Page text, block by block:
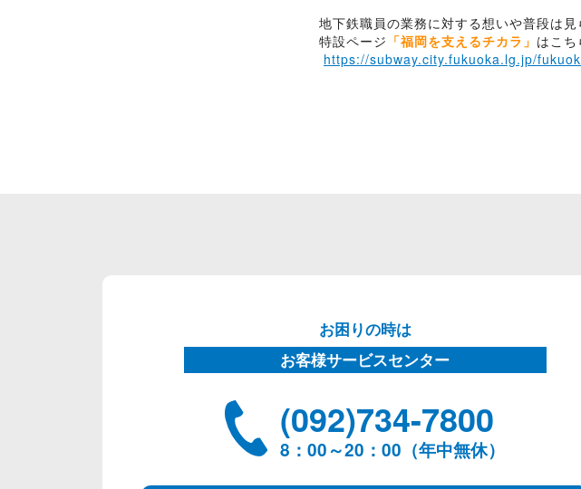
地下鉄職員の業務に対する想いや普段は
特設ページ 「福岡を支えるチカラ」 はこち
https://subway.city.fukuoka.lg.jp/
お困りの時は
お客様サービスセンター
(092)734-7800
8：00～20：00（年中無休）